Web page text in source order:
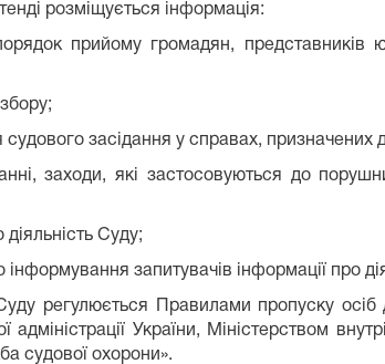
розміщується інформація:
прийому громадян, представників
судового засідання у справах, призначених
заходи, які застосовуються до
Суду;
інформування запитувачів інформації про
регулюється Правилами пропуску осіб
України, Міністерством
судової охорони».